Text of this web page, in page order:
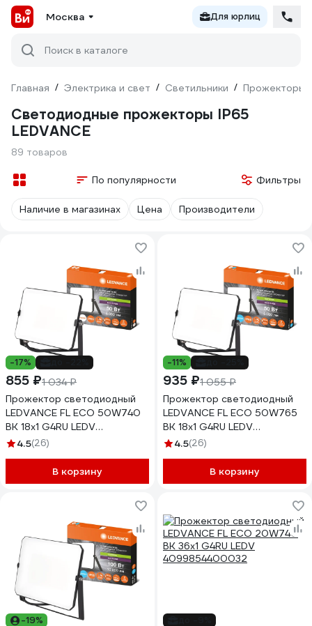
Москва Для юрлиц
Поиск в каталоге
Главная / Электрика и свет / Светильники / Прожекторы
Светодиодные прожекторы IP65
LEDVANCE
89 товаров
По популярности Фильтры
Наличие в магазинах Цена Производители
-17%
855 ₽1 034 ₽
Прожектор светодиодный
LEDVANCE FL ECO 50W740
BK 18x1 G4RU LEDV
4099854400117
4.5(26)
В корзину
-11%
935 ₽1 055 ₽
Прожектор светодиодный
LEDVANCE FL ECO 50W765
BK 18x1 G4RU LEDV
4099854400131
4.5(26)
В корзину
-19%